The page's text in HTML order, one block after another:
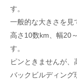
す。
一般的な大きさを見
高さ10数km、幅20
す。
ピンときませんが、
バックビルディング